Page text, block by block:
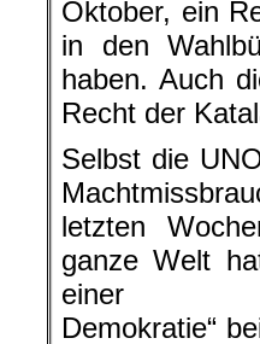
Oktober, ein
in den
haben. Auch
Recht der
Selbst die
letzten
ganze Welt
einer
Demokratie“